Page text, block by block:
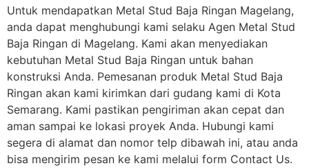
Untuk mendapatkan Metal Stud Baja Ringan Magelang,
anda dapat menghubungi kami selaku Agen Metal Stud
Baja Ringan di Magelang. Kami akan menyediakan
kebutuhan Metal Stud Baja Ringan untuk bahan
konstruksi Anda. Pemesanan produk Metal Stud Baja
Ringan akan kami kirimkan dari gudang kami di Kota
Semarang. Kami pastikan pengiriman akan cepat dan
aman sampai ke lokasi proyek Anda. Hubungi kami
segera di alamat dan nomor telp dibawah ini, atau anda
bisa mengirim pesan ke kami melalui form Contact Us.